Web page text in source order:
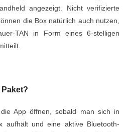
angezeigt. Nicht verifizierte
die Box natürlich auch nutzen,
TAN in Form eines 6-stelligen
App öffnen, sobald man sich in
aufhält und eine aktive Bluetooth-